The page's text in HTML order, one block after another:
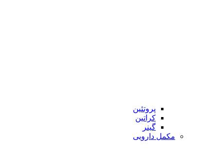
پروتئین
کراتین
گینر
مکمل دارویی